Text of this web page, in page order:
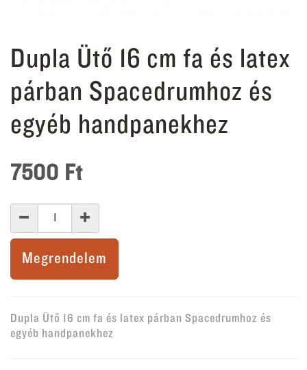
Dupla Ütő 16 cm fa és latex
párban Spacedrumhoz és
egyéb handpanekhez
7500 Ft
Megrendelem
Dupla Ütő 16 cm fa és latex párban Spacedrumhoz és
egyéb handpanekhez